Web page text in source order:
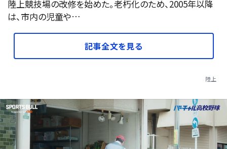
陸上競技場の改修を始めた。老朽化のため、2005年以降
は、市内の児童や…
記事全文を見る
陸上